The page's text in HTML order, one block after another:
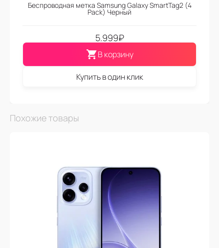
Беспроводная метка Samsung Galaxy SmartTag2 (4
Pack) Черный
5.999₽
В корзину
Купить в один клик
Похожие товары